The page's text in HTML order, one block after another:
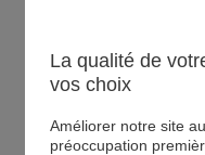
Voir tous les produits
Magasin
La qualité de
vos choix
Améliorer notre site
préoccupation